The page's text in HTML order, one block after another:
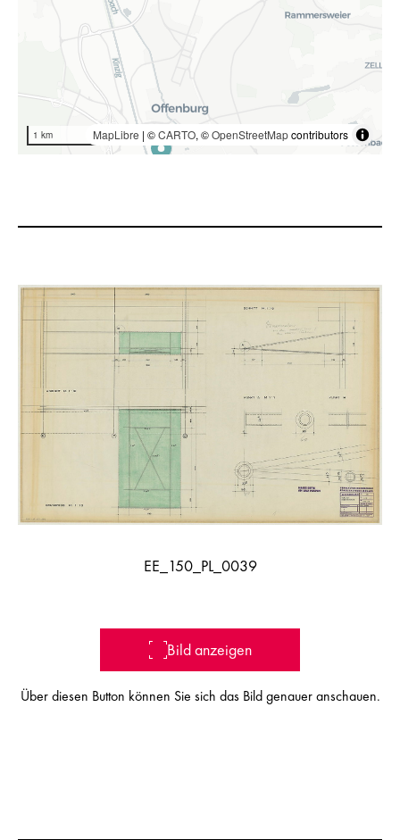
1 km MapLibre | ©CARTO, ©OpenStreetMapcontributors
EE_150_PL_0039
Bild anzeigen
Über diesen Button können Sie sich das Bild genauer anschauen.